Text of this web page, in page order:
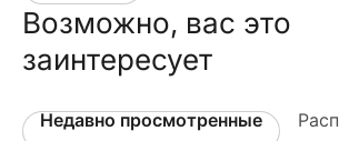
Возможно, вас это
заинтересует
Недавно просмотренные